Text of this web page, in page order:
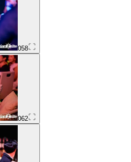
058
062